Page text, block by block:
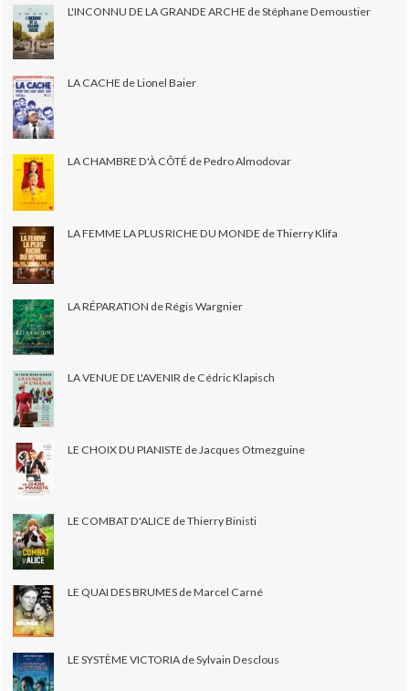
L'INCONNU DE LA GRANDE ARCHE de Stéphane Demoustier
LA CACHE de Lionel Baier
LA CHAMBRE D'À CÔTÉ de Pedro Almodovar
LA FEMME LA PLUS RICHE DU MONDE de Thierry Klifa
LA RÉPARATION de Régis Wargnier
LA VENUE DE L'AVENIR de Cédric Klapisch
LE CHOIX DU PIANISTE de Jacques Otmezguine
LE COMBAT D'ALICE de Thierry Binisti
LE QUAI DES BRUMES de Marcel Carné
LE SYSTÈME VICTORIA de Sylvain Desclous